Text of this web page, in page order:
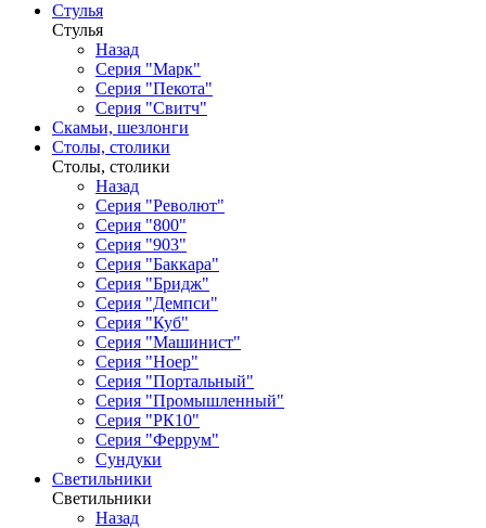
Стулья
Стулья
Назад
Серия "Марк"
Серия "Пекота"
Серия "Свитч"
Скамьи, шезлонги
Столы, столики
Столы, столики
Назад
Серия "Револют"
Серия "800"
Серия "903"
Серия "Баккара"
Серия "Бридж"
Серия "Демпси"
Серия "Куб"
Серия "Машинист"
Серия "Ноер"
Серия "Портальный"
Серия "Промышленный"
Серия "РК10"
Серия "Феррум"
Сундуки
Светильники
Светильники
Назад